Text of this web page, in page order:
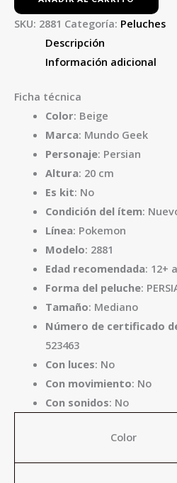
SKU: 2881 Categoría: Peluches
Descripción
Información adicional
Ficha técnica
Color: Beige
Marca: Mundo Geek
Personaje: Persian
Altura: 20 cm
Es kit: No
Condición del ítem:
Línea: Pokemon
Modelo: 2881
Edad recomendada: 12+
Forma del peluche:
Tamaño: Mediano
Número de certificado
523463
Con luces: No
Con movimiento: No
Con sonidos: No
Color